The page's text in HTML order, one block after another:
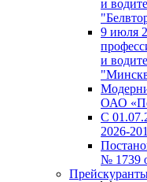
и
9 июля
и
ОАО
С
2026-
№ 1739